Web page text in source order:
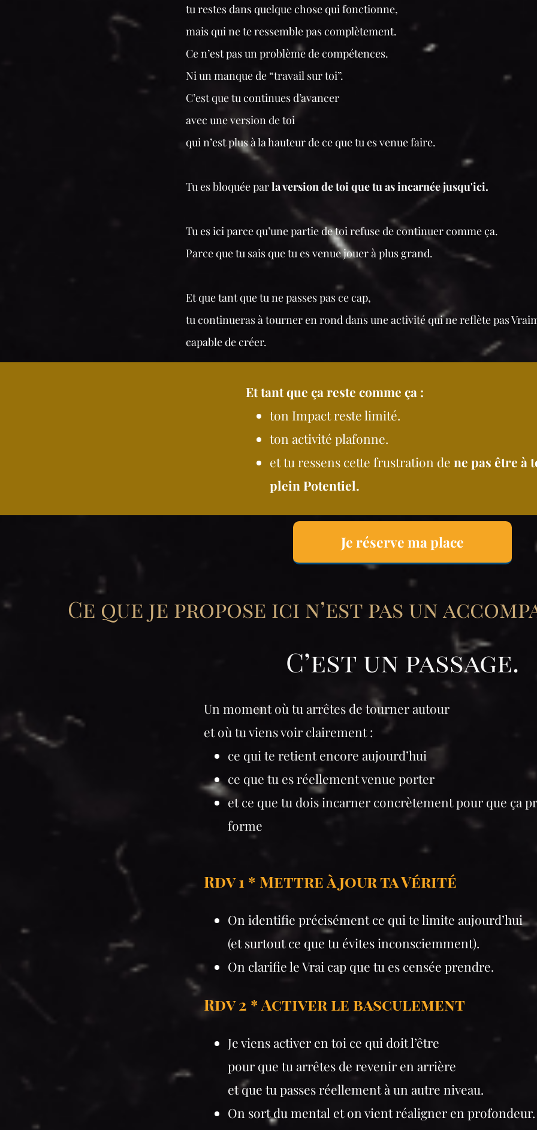
tu restes dans quelque chose qui fonctionne,
mais qui ne te ressemble pas complètement.
Ce n’est pas un problème de compétences.
Ni un manque de “travail sur toi”.
C’est que tu continues d’avancer
avec une version de toi
qui n’est plus à la hauteur de ce que tu es venue faire.
Tu es bloquée parla version de toi que tu as incarnée jusqu'ici.
Tu es ici parce qu’une partie de toi refuse de continuer comme ça.
Parce que tu sais que tu es venue jouer à plus grand.
Et que tant que tu ne passes pas ce cap,
tu continueras à tourner en rond dans une activité qui ne reflète pas
capable de créer.
Et tant que ça reste comme ça :
ton Impact reste limité.
ton activité plafonne.
et tu ressens cette frustration de ne pas être à
plein Potentiel.
Je réserve ma place
Ce que je propose ici n’est pas un
C’est un passage.
Un moment où tu arrêtes de tourner autour
et où tu viens voir clairement :
ce qui te retient encore aujourd’hui
ce que tu es réellement venue porter
et ce que tu dois incarner concrètement pour que ça
forme
Rdv 1 * Mettre à jour ta Vérité
On identifie précisément ce qui te limite aujourd’hui
(et surtout ce que tu évites inconsciemment).
On clarifie le Vrai cap que tu es censée prendre.
Rdv 2 * Activer le basculement
Je viens activer en toi ce qui doit l’être
pour que tu arrêtes de revenir en arrière
et que tu passes réellement à un autre niveau.
On sort du mental et on vient réaligner en profondeur.